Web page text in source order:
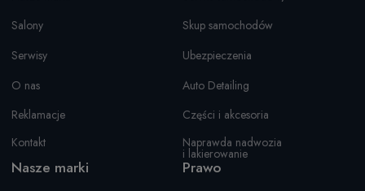
Salony
Serwisy
O nas
Reklamacje
Kontakt
Skup samochodów
Ubezpieczenia
Auto Detailing
Części i akcesoria
Naprawda nadwozia
i lakierowanie
Nasze marki Prawo